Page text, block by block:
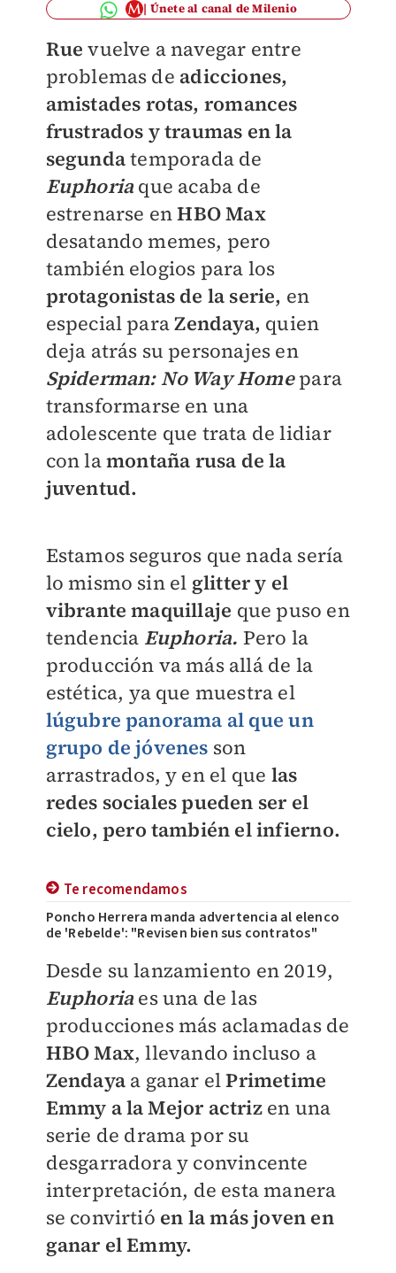
Únete al canal de Milenio
Rue vuelve a navegar entre
problemas de adicciones,
amistades rotas, romances
frustrados y traumas en la
segundatemporada de
Euphoriaque acaba de
estrenarse enHBO Max
desatando memes, pero
también elogios para los
protagonistas de la serie, en
especial paraZendaya, quien
deja atrás su personajes en
Spiderman: No Way Homepara
transformarse en una
adolescente que trata de lidiar
con lamontaña rusa de la
juventud.
Estamos seguros que nada sería
lo mismo sin el glitter y el
vibrante maquillaje que puso en
tendencia Euphoria. Pero la
producción va más allá de la
estética, ya que muestra el
lúgubre panorama al que un
grupo de jóvenes son
arrastrados, y en el que las
redes sociales pueden ser el
cielo, pero también el infierno.
Te recomendamos
Poncho Herrera manda advertencia al elenco
de 'Rebelde': "Revisen bien sus contratos"
Desde su lanzamiento en 2019,
Euphoriaes una de las
producciones más aclamadas de
HBO Max, llevando incluso a
Zendayaa ganar elPrimetime
Emmy a la Mejor actrizen una
serie de drama por su
desgarradora y convincente
interpretación, de esta manera
se convirtió en la más joven en
ganar el Emmy.